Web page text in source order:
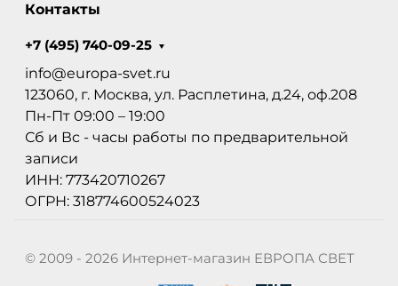
Контакты
+7 (495) 740-09-25
info@europa-svet.ru
123060, г. Москва, ул. Расплетина, д.24, оф.208
Пн-Пт 09:00 – 19:00
Сб и Вс - часы работы по предварительной
записи
ИНН: 773420710267
ОГРН: 318774600524023
© 2009 - 2026 Интернет-магазин ЕВРОПА СВЕТ